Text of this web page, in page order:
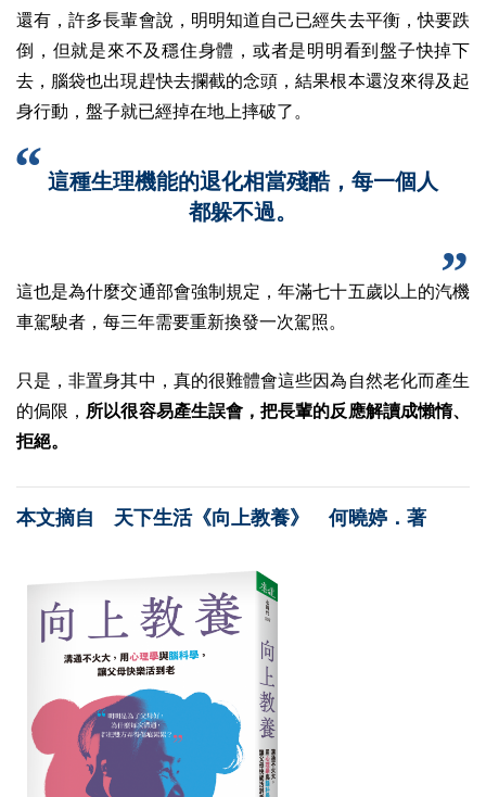
還有，許多長輩會說，明明知道自己已經失去平衡，快要跌
倒，但就是來不及穩住身體，或者是明明看到盤子快掉下
去，腦袋也出現趕快去攔截的念頭，結果根本還沒來得及起
身行動，盤子就已經掉在地上摔破了。
這種生理機能的退化相當殘酷，每一個人
都躲不過。
這也是為什麼交通部會強制規定，年滿七十五歲以上的汽機
車駕駛者，每三年需要重新換發一次駕照。
只是，非置身其中，真的很難體會這些因為自然老化而產生
的侷限， 所以很容易產生誤會，把長輩的反應解讀成懶惰、
拒絕。
本文摘自 天下生活《向上教養》 何曉婷．著